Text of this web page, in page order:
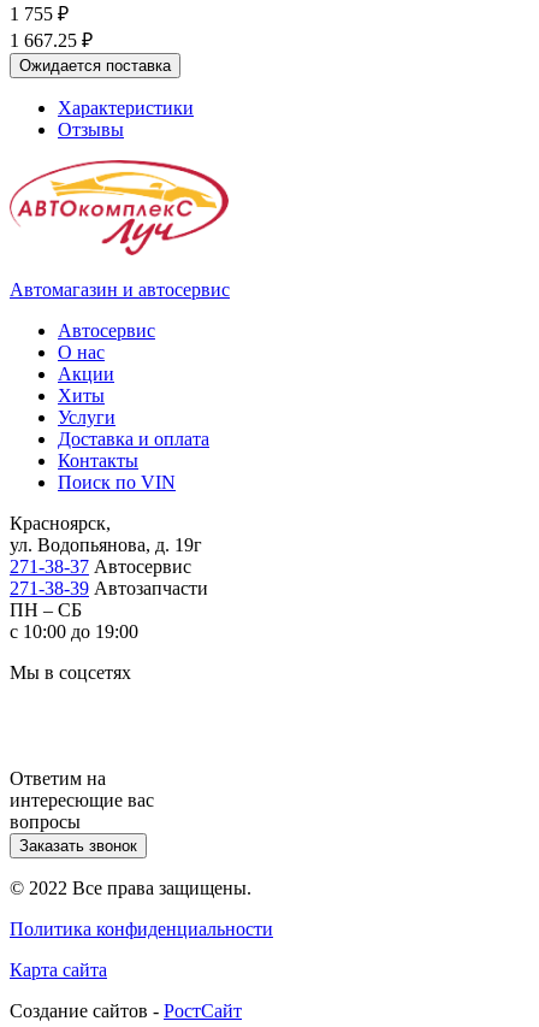
1 755 ₽
1 667.25 ₽
Ожидается поставка
Характеристики
Отзывы
Автомагазин и автосервис
Автосервис
О нас
Акции
Хиты
Услуги
Доставка и оплата
Контакты
Поиск по VIN
Красноярск,
ул. Водопьянова, д. 19г
271-38-37 Автосервис
271-38-39 Автозапчасти
ПН – СБ
с 10:00 до 19:00
Мы в соцсетях
Ответим на
интересющие вас
вопросы
Заказать звонок
© 2022 Все права защищены.
Политика конфиденциальности
Карта сайта
Cоздание сайтов - РостСайт